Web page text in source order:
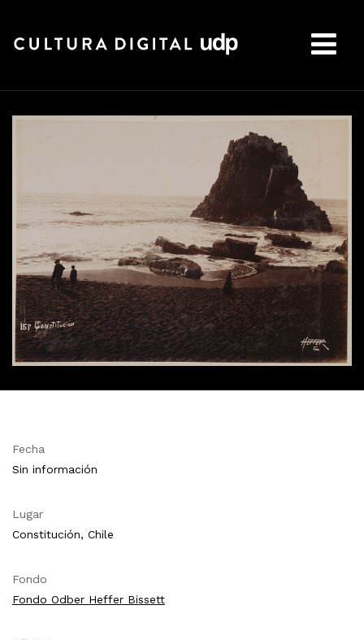
Fecha
Sin información
Lugar
Constitución, Chile
Fondo
Fondo Odber Heffer Bissett